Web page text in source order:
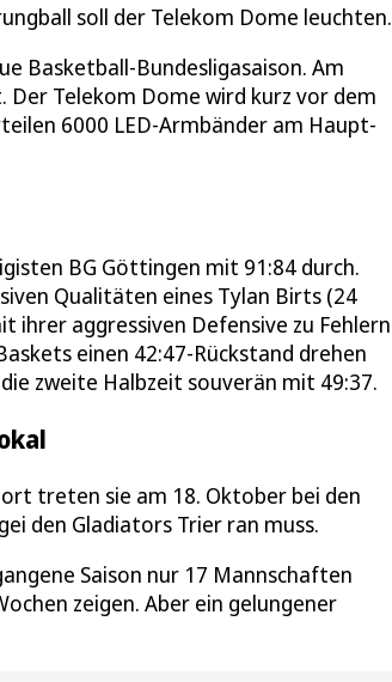
soll der Telekom Dome leuchten.
Basketball-Bundesligasaison. Am
Der Telekom Dome wird kurz vor dem
6000 LED-Armbänder am Haupt-
BG Göttingen mit 91:84 durch.
Qualitäten eines Tylan Birts (24
ihrer aggressiven Defensive zu Fehlern
einen 42:47-Rückstand drehen
zweite Halbzeit souverän mit 49:37.
treten sie am 18. Oktober bei den
den Gladiators Trier ran muss.
Saison nur 17 Mannschaften
zeigen. Aber ein gelungener